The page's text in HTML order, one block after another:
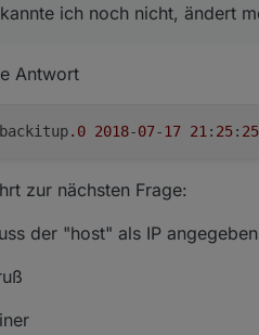
kannte ich noch nicht, ändert
Antwort
backitup.0 2018-07-17 21 : 25:
zur nächsten Frage:
der "host" als IP